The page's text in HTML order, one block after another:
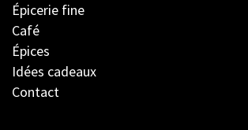
Épicerie fine
Café
Épices
Idées cadeaux
Contact